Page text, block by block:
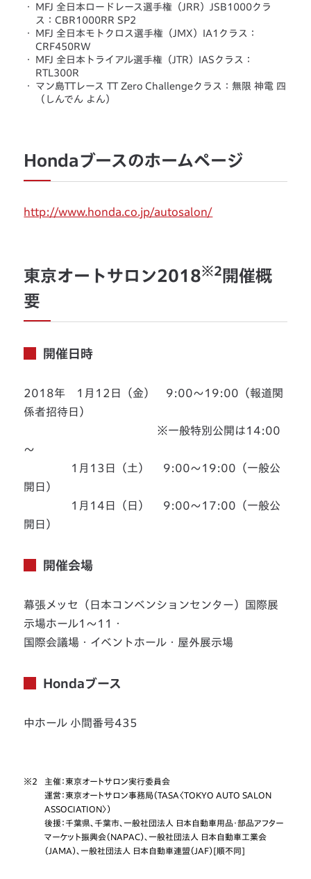
・
MFJ 全日本ロードレース選手権（JRR）JSB1000クラ
ス：CBR1000RR SP2
・
MFJ 全日本モトクロス選手権（JMX）IA1クラス：
CRF450RW
・
MFJ 全日本トライアル選手権（JTR）IASクラス：
RTL300R
・
マン島TTレース TT Zero Challengeクラス：無限 神電 四
（しんでん よん）
Hondaブースのホームページ
http://www.honda.co.jp/autosalon/
東京オートサロン2018※2 開催概
要
開催日時
2018年 1月12日（金） 9:00～19:00（報道関
係者招待日）
※一般特別公開は14:00
～
1月13日（土） 9:00～19:00（一般公
開日）
1月14日（日） 9:00～17:00（一般公
開日）
開催会場
幕張メッセ（日本コンベンションセンター）国際展
示場ホール1～11・
国際会議場・イベントホール・屋外展示場
Hondaブース
中ホール 小間番号435
※2
主催：東京オートサロン実行委員会
運営：東京オートサロン事務局（TASA〈TOKYO AUTO SALON
ASSOCIATION〉）
後援：千葉県、千葉市、一般社団法人 日本自動車用品・部品アフター
マーケット振興会（NAPAC）、一般社団法人 日本自動車工業会
（JAMA）、一般社団法人 日本自動車連盟（JAF）[順不同]